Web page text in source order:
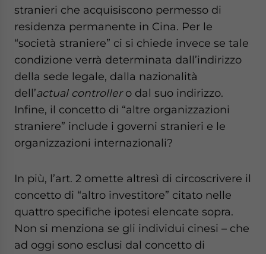
stranieri che acquisiscono permesso di
residenza permanente in Cina. Per le
“società straniere” ci si chiede invece se tale
condizione verrà determinata dall’indirizzo
della sede legale, dalla nazionalità
dell’actual controllero dal suo indirizzo.
Infine, il concetto di “altre organizzazioni
straniere” include i governi stranieri e le
organizzazioni internazionali?
In più, l’art. 2 omette altresì di circoscrivere il
concetto di “altro investitore” citato nelle
quattro specifiche ipotesi elencate sopra.
Non si menziona se gli individui cinesi – che
ad oggi sono esclusi dal concetto di